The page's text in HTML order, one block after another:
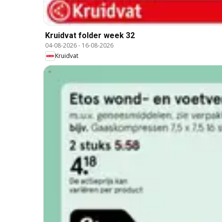
Kruidvat folder week 32
04-08-2026- 16-08-2026
Kruidvat